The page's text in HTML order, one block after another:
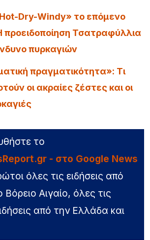
Dry-Windy» το επόμενο
προειδοποίηση Τσατραφύλλια
πυρκαγιών
πραγματικότητα»: Τι
οι ακραίες ζέστες και οι
το
- στο Google News
όλες τις ειδήσεις από
Βόρειο Αιγαίο, όλες τις
από την Ελλάδα και